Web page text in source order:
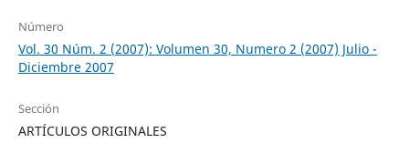
Número
Vol. 30 Núm. 2 (2007): Volumen 30, Numero 2 (2007) Julio -
Diciembre 2007
Sección
ARTÍCULOS ORIGINALES